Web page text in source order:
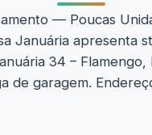
— Poucas
Januária apresenta
34 –
de garagem.